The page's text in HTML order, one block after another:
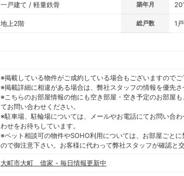
一戸建て / 軽量鉄骨 築年月
地上2階 総戸数 1戸
※掲載している物件がご成約している場合もございますのでご
※掲載詳細に相違がある場合は、弊社スタッフの情報を優先さ
※こちらのお部屋情報の他にも空き部屋・空き予定のお部屋
てお問い合わせください。
※駐車場、駐輪場については、メールやお電話にてお問い合
わせをお待ちしています。
※ペット相談可の物件やSOHO利用については、お部屋ごと
ので御注意下さい。お客様に代わって弊社スタッフが確認と
大町市大町 借家 - 毎日情報更新中